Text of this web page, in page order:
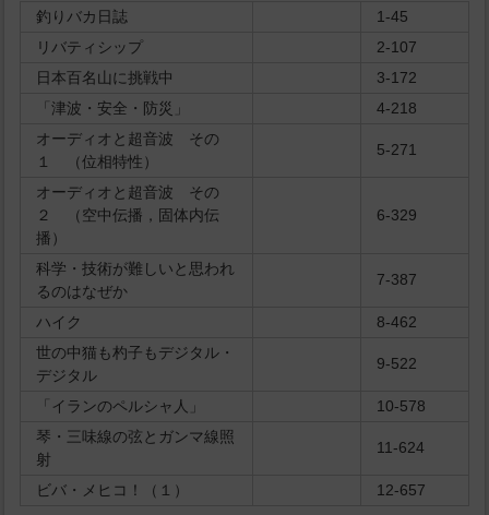
釣りバカ日誌
1-45
リバティシップ
2-107
日本百名山に挑戦中
3-172
「津波・安全・防災」
4-218
オーディオと超音波 その
１ （位相特性）
5-271
オーディオと超音波 その
２ （空中伝播，固体内伝
播）
6-329
科学・技術が難しいと思われ
るのはなぜか
7-387
ハイク
8-462
世の中猫も杓子もデジタル・
デジタル
9-522
「イランのペルシャ人」
10-578
琴・三味線の弦とガンマ線照
射
11-624
ビバ・メヒコ！（１） 12-657